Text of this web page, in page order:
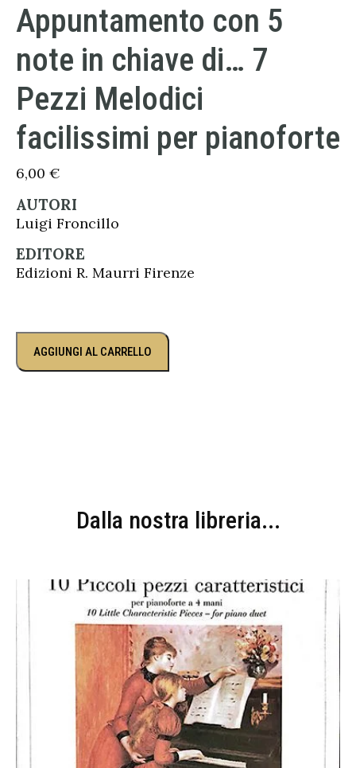
Appuntamento con 5
note in chiave di… 7
Pezzi Melodici
facilissimi per pianoforte
6,00 €
AUTORI
Luigi Froncillo
EDITORE
Edizioni R. Maurri Firenze
AGGIUNGI AL CARRELLO
Dalla nostra libreria...